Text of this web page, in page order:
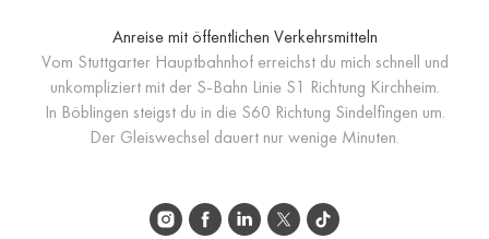
Anreise mit öffentlichen Verkehrsmitteln
Vom Stuttgarter Hauptbahnhof erreichst du mich schnell und
unkompliziert mit der S-Bahn Linie S1 Richtung Kirchheim.
In Böblingen steigst du in die S60 Richtung Sindelfingen um.
Der Gleiswechsel dauert nur wenige Minuten.